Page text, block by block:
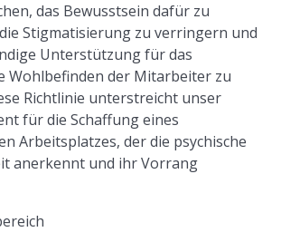
das Bewusstsein dafür zu
Stigmatisierung zu verringern und
Unterstützung für das
Wohlbefinden der Mitarbeiter zu
Richtlinie unterstreicht unser
für die Schaffung eines
Arbeitsplatzes, der die psychische
anerkennt und ihr Vorrang